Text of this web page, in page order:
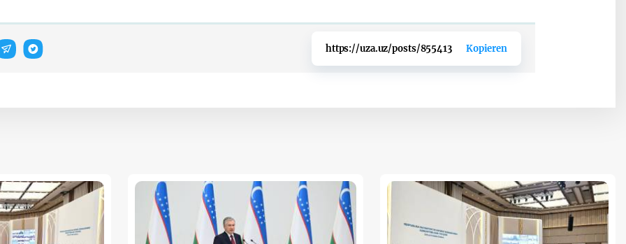
https://uza.uz/posts/855413 Kopieren